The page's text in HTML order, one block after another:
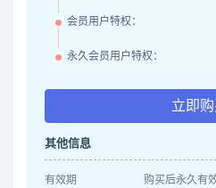
会员用户特权：
永久会员用户特权：
立即
其他信息
有效期 购买后永久有